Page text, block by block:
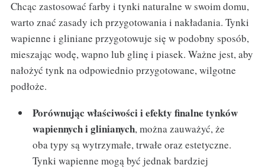
Chcąc zastosować farby i tynki naturalne w swoim domu,
warto znać zasady ich przygotowania i nakładania. Tynki
wapienne i gliniane przygotowuje się w podobny sposób,
mieszając wodę, wapno lub glinę i piasek. Ważne jest, aby
nałożyć tynk na odpowiednio przygotowane, wilgotne
podłoże.
Porównując właściwości i efekty finalne tynków
wapiennych i glinianych, można zauważyć, że
oba typy są wytrzymałe, trwałe oraz estetyczne.
Tynki wapienne mogą być jednak bardziej